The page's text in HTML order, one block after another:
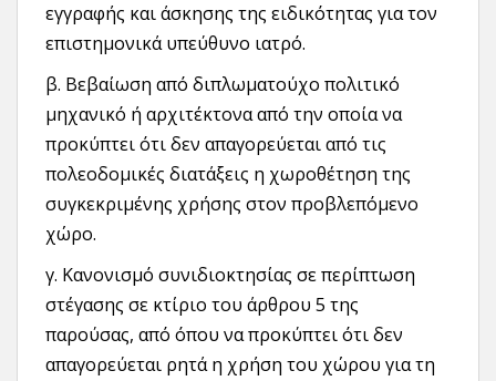
εγγραφής και άσκησης της ειδικότητας για τον
επιστημονικά υπεύθυνο ιατρό.
β. Βεβαίωση από διπλωματούχο πολιτικό
μηχανικό ή αρχιτέκτονα από την οποία να
προκύπτει ότι δεν απαγορεύεται από τις
πολεοδομικές διατάξεις η χωροθέτηση της
συγκεκριμένης χρήσης στον προβλεπόμενο
χώρο.
γ. Κανονισμό συνιδιοκτησίας σε περίπτωση
στέγασης σε κτίριο του άρθρου 5 της
παρούσας, από όπου να προκύπτει ότι δεν
απαγορεύεται ρητά η χρήση του χώρου για τη